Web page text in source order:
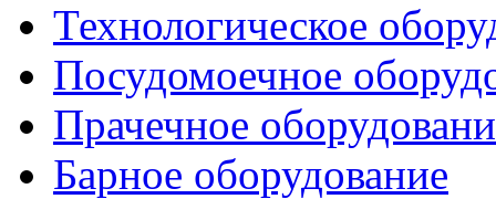
Технологическое
Посудомоечное
Прачечное
Барное оборудование